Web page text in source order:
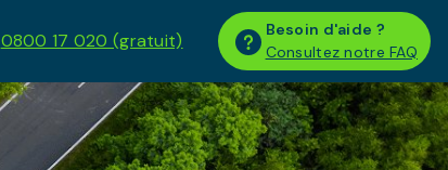
0800 17 020 (gratuit)
Besoin d'aide ?
Consultez notre FAQ